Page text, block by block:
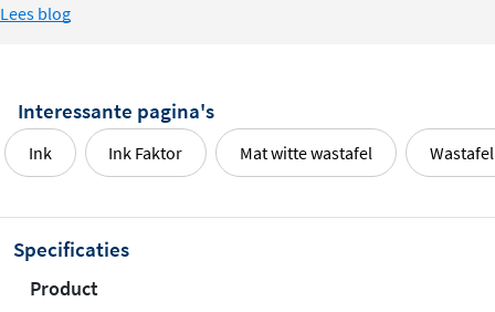
Lees blog
Interessante pagina's
Ink Ink Faktor Mat witte wastafel
Specificaties
Product